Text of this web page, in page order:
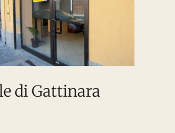
di Gattinara